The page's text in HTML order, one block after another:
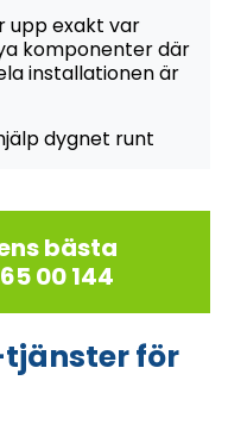
upp exakt var
komponenter där
installationen är
dygnet runt
bästa
00 144
för